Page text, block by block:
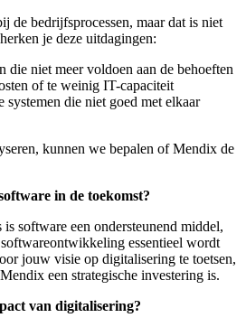
de bedrijfsprocessen, maar dat is niet
je deze uitdagingen:
die niet meer voldoen aan de behoeften
of te weinig IT-capaciteit
systemen die niet goed met elkaar
kunnen we bepalen of Mendix de
in de toekomst?
software een ondersteunend middel,
essentieel wordt
jouw visie op digitalisering te toetsen,
een strategische investering is.
van digitalisering?